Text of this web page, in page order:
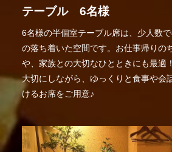
テーブル 6名様
6名様の半個室テーブル席は、少人数
の落ち着いた空間です。お仕事帰りの
や、家族との大切なひとときにも最適
大切にしながら、ゆっくりと食事や会
けるお席をご用意♪